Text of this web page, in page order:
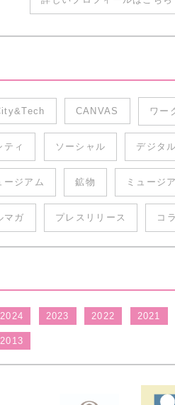
CANVAS ワー
ィ ソーシャル デジタ
ージアム 鉱物 ミュージ
マガ プレスリリース コ
2024 2023 2022 2021
2013